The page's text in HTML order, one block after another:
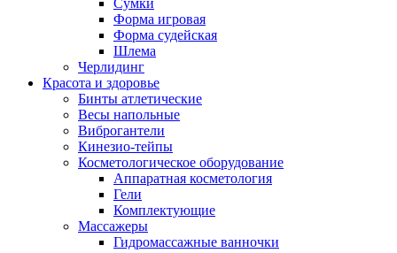
Сумки
Форма игровая
Форма судейская
Шлема
Черлидинг
Красота и здоровье
Бинты атлетические
Весы напольные
Виброгантели
Кинезио-тейпы
Косметологическое оборудование
Аппаратная косметология
Гели
Комплектующие
Массажеры
Гидромассажные ванночки